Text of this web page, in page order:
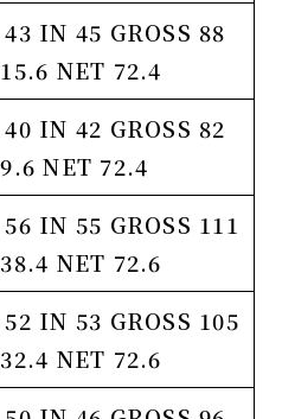
IN 45 GROSS 88
NET 72.4
IN 42 GROSS 82
NET 72.4
IN 55 GROSS 111
NET 72.6
IN 53 GROSS 105
NET 72.6